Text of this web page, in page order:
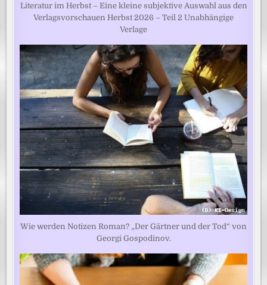
Literatur im Herbst – Eine kleine subjektive Auswahl aus den
Verlagsvorschauen Herbst 2026 – Teil 2 Unabhängige
Verlage
Wie werden Notizen Roman? „Der Gärtner und der Tod“ von
Georgi Gospodinov.